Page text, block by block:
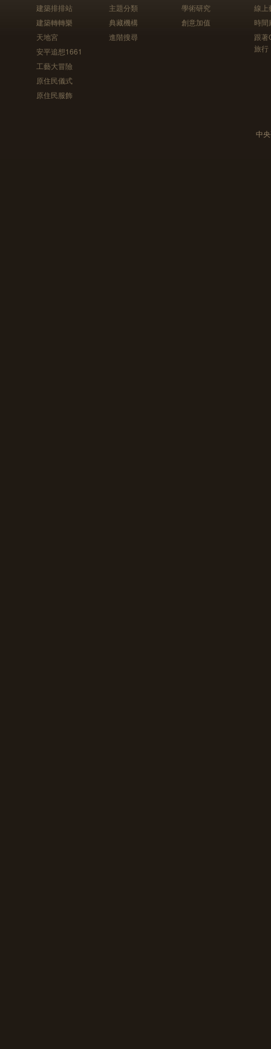
建築排排站
建築轉轉樂
天地宮
安平追想1661
工藝大冒險
原住民儀式
原住民服飾
主題分類
典藏機構
進階搜尋
學術研究
創意加值
線上
時間
跟
旅行
中